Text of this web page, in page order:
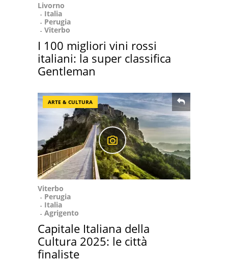
Livorno
Italia
Perugia
Viterbo
I 100 migliori vini rossi
italiani: la super classifica
Gentleman
ARTE & CULTURA
Viterbo
Perugia
Italia
Agrigento
Capitale Italiana della
Cultura 2025: le città
finaliste